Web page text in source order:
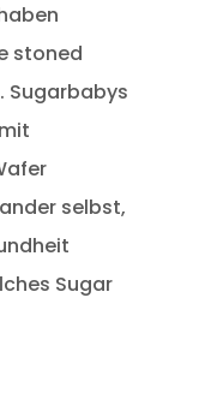
stoned
Sugarbabys
selbst,
Sugar